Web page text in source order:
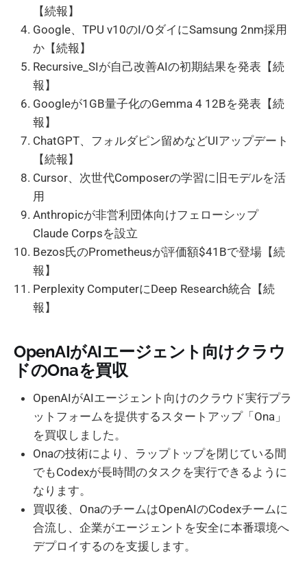
【続報】
Google、TPU v10のI/OダイにSamsung 2nm採用
か【続報】
Recursive_SIが自己改善AIの初期結果を発表【続
報】
Googleが1GB量子化のGemma 4 12Bを発表【続
報】
ChatGPT、フォルダピン留めなどUIアップデート
【続報】
Cursor、次世代Composerの学習に旧モデルを活
用
Anthropicが非営利団体向けフェローシップ
Claude Corpsを設立
Bezos氏のPrometheusが評価額$41Bで登場【続
報】
Perplexity ComputerにDeep Research統合【続
報】
OpenAIがAIエージェント向けクラウ
ドのOnaを買収
OpenAIがAIエージェント向けのクラウド実行プラ
ットフォームを提供するスタートアップ「Ona」
を買収しました。
Onaの技術により、ラップトップを閉じている間
でもCodexが長時間のタスクを実行できるように
なります。
買収後、OnaのチームはOpenAIのCodexチームに
合流し、企業がエージェントを安全に本番環境へ
デプロイするのを支援します。